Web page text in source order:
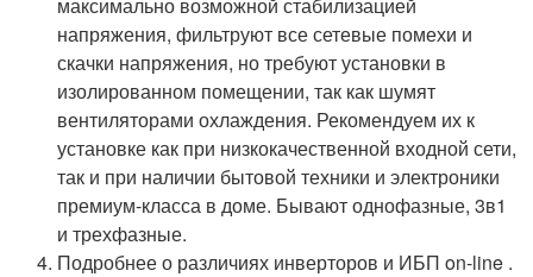
напряжения, фильтруют все сетевые помехи и
скачки напряжения, но требуют установки в
изолированном помещении, так как шумят
вентиляторами охлаждения. Рекомендуем их к
установке как при низкокачественной входной сети,
так и при наличии бытовой техники и электроники
премиум-класса в доме. Бывают однофазные, 3в1
и трехфазные.
Подробнее о различиях инверторов и ИБП on-line .